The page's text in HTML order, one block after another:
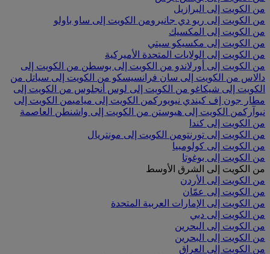
من الكويت إلى البرازيل
من الكويت إلى ريو دي جانيرومن الكويت إلى ساو باولو
من الكويت إلى المكسيك
من الكويت إلى مكسيكو سيتي
من الكويت إلى الولايات المتحدة الأميركية
من الكويت إلى أورلاندو من الكويت إلى بوسطن من الكويت إلى
دالاس من الكويت إلى سان فرانسيسكو من الكويت إلى سياتل من
الكويت إلى شيكاغو من الكويت إلى لوس أنجلوس من الكويت إلى
مطار جون إف كيندي نيويوركمن الكويت إلى مياميمن الكويت إلى
نيوآركمن الكويت إلى هيوستن من الكويت إلى واشنطن العاصمة
من الكويت إلى كندا
من الكويت إلى تورنتومن الكويت إلى مونتريال
من الكويت إلى كولومبيا
من الكويت إلى بوغوتا
من الكويت إلى الشرق الأوسط
من الكويت إلى الأردن
من الكويت إلى عمّان
من الكويت إلى الإمارات العربية المتحدة
من الكويت إلى دبي
من الكويت إلى البحرين
من الكويت إلى البحرين
من الكويت إلى العراق